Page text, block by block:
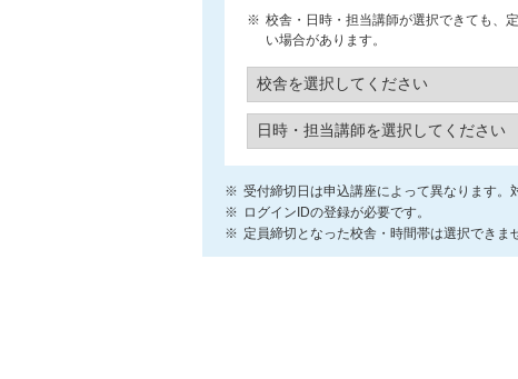
校舎・日時・担当講師が選択できても、
い場合があります。
受付締切日は申込講座によって異なります。
ログインIDの登録が必要です。
定員締切となった校舎・時間帯は選択できま